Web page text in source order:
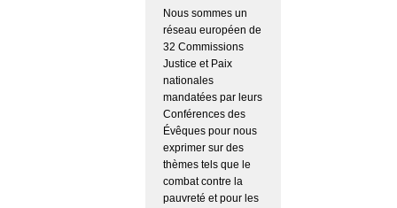
Nous sommes un
réseau européen de
32 Commissions
Justice et Paix
nationales
mandatées par leurs
Conférences des
Évêques pour nous
exprimer sur des
thèmes tels que le
combat contre la
pauvreté et pour les